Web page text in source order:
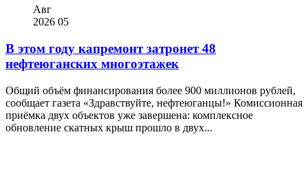
Авг
2026 05
В этом году капремонт затронет 48
нефтеюганских многоэтажек
Общий объём финансирования более 900 миллионов рублей,
сообщает газета «Здравствуйте, нефтеюганцы!» Комиссионная
приёмка двух объектов уже завершена: комплексное
обновление скатных крыш прошло в двух...